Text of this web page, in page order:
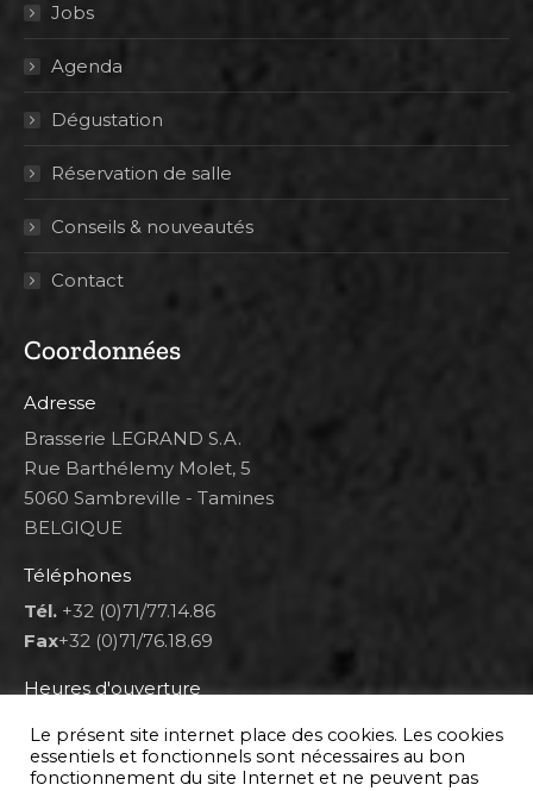
Jobs
Agenda
Dégustation
Réservation de salle
Conseils & nouveautés
Contact
Coordonnées
Adresse
Brasserie LEGRAND S.A.
Rue Barthélemy Molet, 5
5060 Sambreville - Tamines
BELGIQUE
Téléphones
Tél. +32 (0)71/77.14.86
Fax+32 (0)71/76.18.69
Heures d'ouverture
Lun 8h00-12h00 et 12h30-14h30
Mar au ven 8h00-12h00 et 12h30-17h00
Sam 9h00-16h00
Le présent site internet place des cookies. Les cookies
essentiels et fonctionnels sont nécessaires au bon
fonctionnement du site Internet et ne peuvent pas